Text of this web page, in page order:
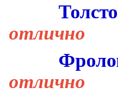
отлично
отлично